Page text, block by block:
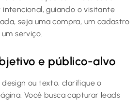
guiando o visitante
seja uma compra, um cadastro
serviço.
e público-alvo
ou texto, clarifique o
Você busca capturar leads